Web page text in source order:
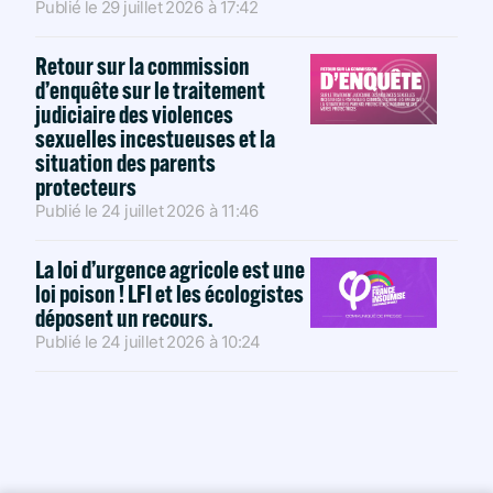
Publié le 29 juillet 2026 à 17:42
Retour sur la commission
d’enquête sur le traitement
judiciaire des violences
sexuelles incestueuses et la
situation des parents
protecteurs
Publié le 24 juillet 2026 à 11:46
La loi d’urgence agricole est une
loi poison ! LFI et les écologistes
déposent un recours.
Publié le 24 juillet 2026 à 10:24